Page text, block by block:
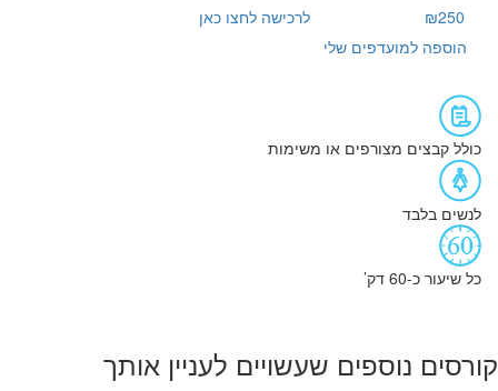
לרכישה לחצו כאן
₪250
הוספה למועדפים שלי
כולל קבצים מצורפים או משימות
לנשים בלבד
כל שיעור כ-60 דק’
קורסים נוספים שעשויים לעניין אותך